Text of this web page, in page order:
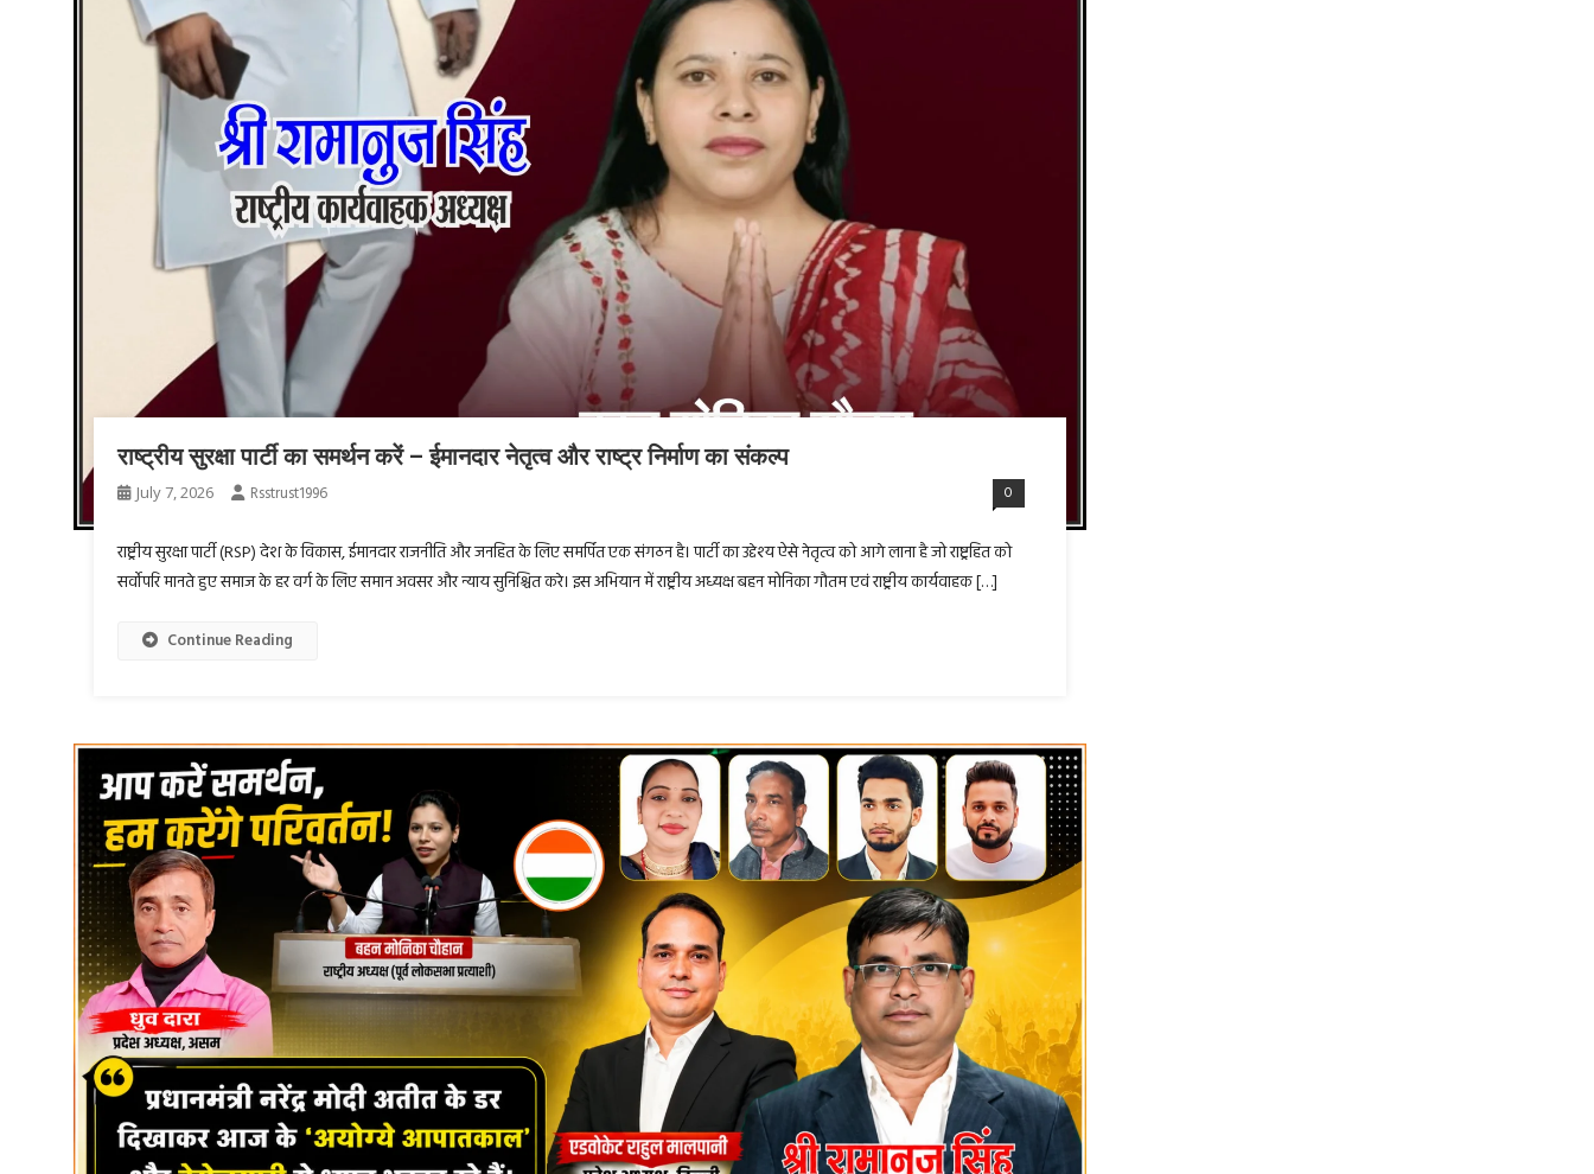
राष्ट्रीय सुरक्षा पार्टी का समर्थन करें – ईमानदार नेतृत्व और राष्ट्र निर्माण का संकल्प
July 7, 2026 Rsstrust1996 0
राष्ट्रीय सुरक्षा पार्टी (RSP) देश के विकास, ईमानदार राजनीति और जनहित के लिए समर्पित एक संगठन है। पार्टी का उद्देश्य ऐसे नेतृत्व को आगे लाना है जो राष्ट्रहित को
सर्वोपरि मानते हुए समाज के हर वर्ग के लिए समान अवसर और न्याय सुनिश्चित करे। इस अभियान में राष्ट्रीय अध्यक्ष बहन मोनिका गौतम एवं राष्ट्रीय कार्यवाहक […]
Continue Reading